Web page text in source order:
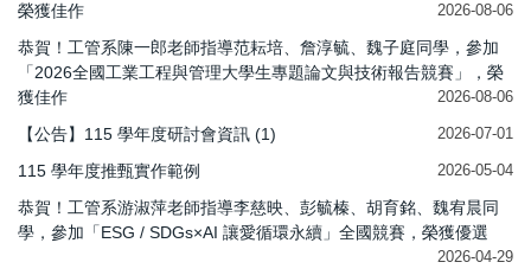
榮獲佳作
2026-08-06
恭賀！工管系陳一郎老師指導范耘培、詹淳毓、魏子庭同學，參加
「2026全國工業工程與管理大學生專題論文與技術報告競賽」，榮
獲佳作
2026-08-06
【公告】115 學年度研討會資訊 (1) 2026-07-01
115 學年度推甄實作範例 2026-05-04
恭賀！工管系游淑萍老師指導李慈映、彭毓榛、胡育銘、魏宥晨同
學，參加「ESG / SDGs×AI 讓愛循環永續」全國競賽，榮獲優選
2026-04-29